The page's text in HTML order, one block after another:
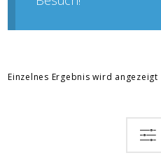
Einzelnes Ergebnis wird angezeigt